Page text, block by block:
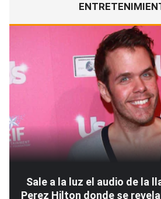
Sale a la luz el audio de la
Perez Hilton donde se